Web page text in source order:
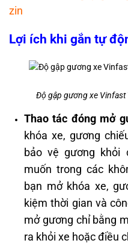
zin
Lợi ích khi gắn tự
Độ gập gương xe Vinfast
Thao tác đóng mở
khóa xe, gương
bảo vệ gương khỏi
muốn trong các
bạn mở khóa xe,
kiệm thời gian và
mở gương chỉ bằng
ra khỏi xe hoặc điều